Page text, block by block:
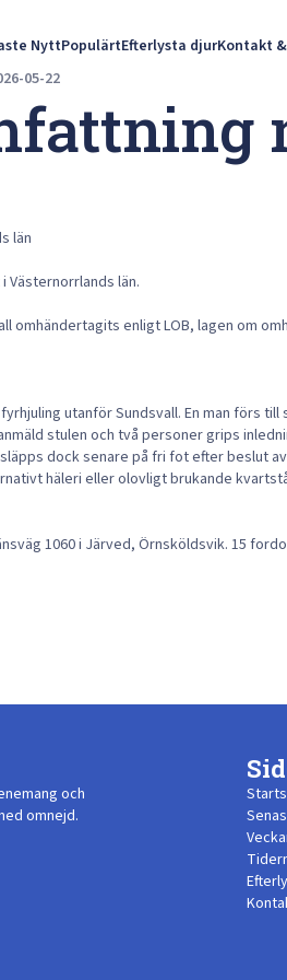
NyttPopulärtEfterlysta djurKontakt
05-22
län
Västernorrlands län.
omhändertagits enligt LOB, lagen om
utanför Sundsvall. En man förs till
stulen och två personer grips
dock senare på fri fot efter beslut
häleri eller olovligt brukande
1060 i Järved, Örnsköldsvik. 15
och
omnejd.